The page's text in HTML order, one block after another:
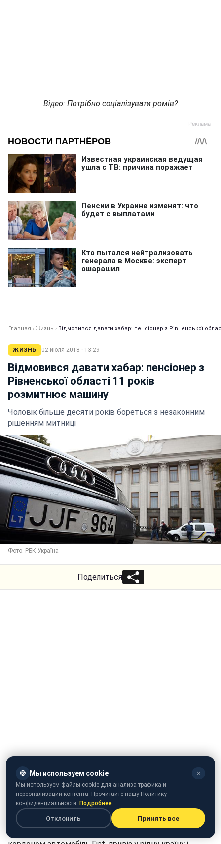
Відео: Потрібно соціалізувати ромів?
Главная › Жизнь › Відмовився давати хабар: пенсіонер з Рівненської
ЖИЗНЬ 02 июля 2018 · 13:29
Відмовився давати хабар: пенсіонер з
Рівненської області 11 років
розмитнює машину
Чоловік більше десяти років бореться з незаконним
рішенням митниці
Фото: РБК-Україна
Поделиться
🍪 Мы используем cookie ✕
Мы используем файлы cookie для анализа трафика и
персонализации контента. Прочитайте нашу Политику
конфиденциальности. Подробнее
Отклонить Принять все